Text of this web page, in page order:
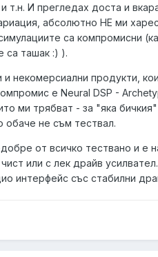
т.н. И прегледах доста и
абсолютно НЕ ми
са компромисни
са ташак :) ).
некомерсиални продукти,
е Neural DSP -
ми трябват - за "яка
обаче не съм тествал.
от всичко тествано и е
или с лек драйв
интерфейс със стабилни